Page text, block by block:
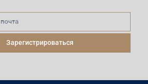
Зарегистрироваться